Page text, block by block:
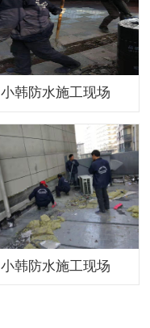
小韩防水施工现场
小韩防水施工现场